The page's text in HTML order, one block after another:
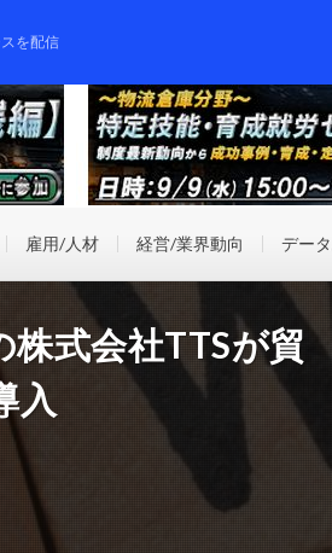
を配信
雇用/人材 経営/業界動向 デー
式会社TTSが貿
入